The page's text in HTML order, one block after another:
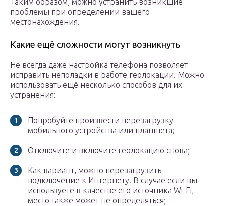
проблемы при определении вашего
местонахождения.
Какие ещё сложности могут возникнуть
Не всегда даже настройка телефона позволяет
исправить неполадки в работе геолокации. Можно
использовать ещё несколько способов для их
устранения:
Попробуйте произвести перезагрузку
мобильного устройства или планшета;
Отключите и включите геолокацию снова;
Как вариант, можно перезагрузить
подключение к Интернету. В случае если вы
используете в качестве его источника Wi-Fi,
место также может не определяться;